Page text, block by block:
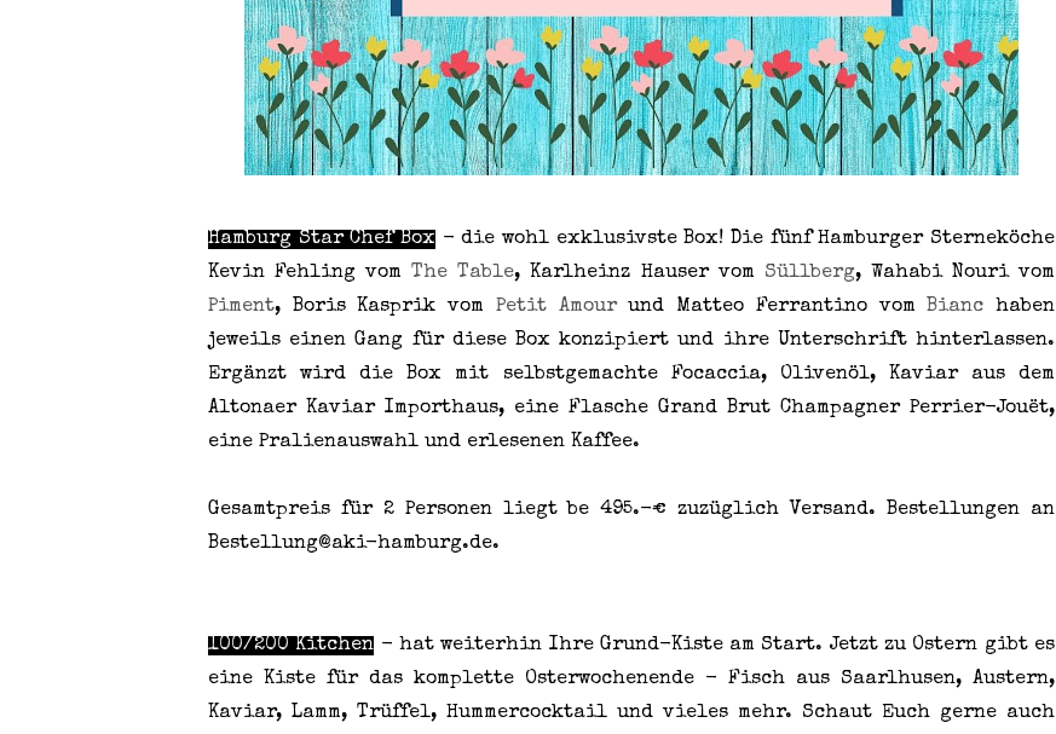
Hamburg Star Chef Box - die wohl exklusivste Box! Die fünf Hamburger Sterneköche
Kevin Fehling vomThe Table, Karlheinz Hauser vom Süllberg, Wahabi Nouri vom
Piment, Boris Kasprik vom Petit Amourund Matteo Ferrantino vomBianc haben
jeweils einen Gang für diese Box konzipiert und ihre Unterschrift hinterlassen.
Ergänzt wird die Box mit selbstgemachte Focaccia, Olivenöl, Kaviar aus dem
Altonaer Kaviar Importhaus, eine Flasche Grand Brut Champagner Perrier-Jouët,
eine Pralienauswahl und erlesenen Kaffee.
Gesamtpreis für 2 Personen liegt be 495.-€ zuzüglich Versand. Bestellungen an
Bestellung@aki-hamburg.de.
100/200 Kitchen - hat weiterhin Ihre Grund-Kiste am Start. Jetzt zu Ostern gibt es
eine Kiste für das komplette Osterwochenende - Fisch aus Saarlhusen, Austern,
Kaviar, Lamm, Trüffel, Hummercocktail und vieles mehr. Schaut Euch gerne auch